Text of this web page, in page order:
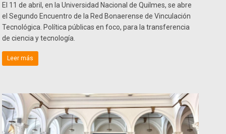
El 11 de abril, en la Universidad Nacional de Quilmes, se abre
el Segundo Encuentro de la Red Bonaerense de Vinculación
Tecnológica. Política públicas en foco, para la transferencia
de ciencia y tecnología.
Leer más